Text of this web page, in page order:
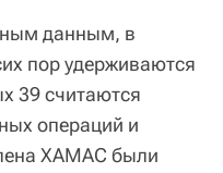
данным, в
пор удерживаются
39 считаются
операций и
ХАМАС были